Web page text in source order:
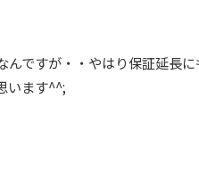
ですが・・やはり保証延長
います^^;